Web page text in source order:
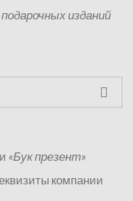
изданий
«Бук презент»
компании